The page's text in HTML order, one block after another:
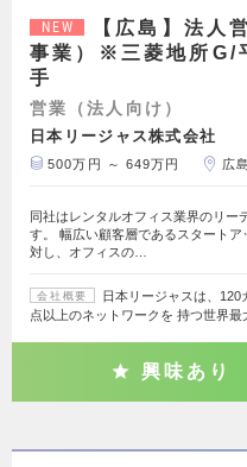
NEW
【広島】法人
事業）※三菱地所G/
手
営業（法人向け）
日本リージャス株式会社
500万円 ～ 649万円 広
同社はレンタルオフィス業界のリー
す。 幅広い顧客層であるスタートア
対し、オフィスの…
会社概要
日本リージャスは、120
点以上のネットワークを 持つ世界最
興味あり